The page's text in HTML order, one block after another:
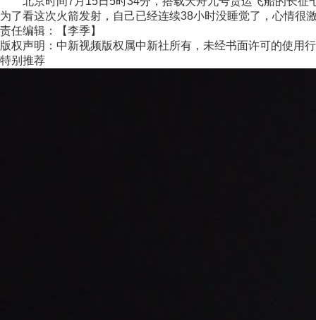
为了看这次火箭发射，自己已经连续38小时没睡觉了，心情很
责任编辑：【李季】
版权声明：中新视频版权属中新社所有，未经书面许可的使用
特别推荐